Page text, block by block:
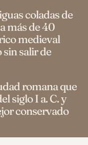
coladas de
más de 40
medieval
sin salir de
romana que
siglo I a. C. y
conservado